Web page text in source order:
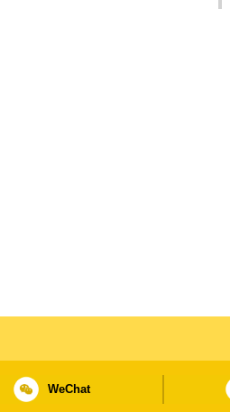
WeChat